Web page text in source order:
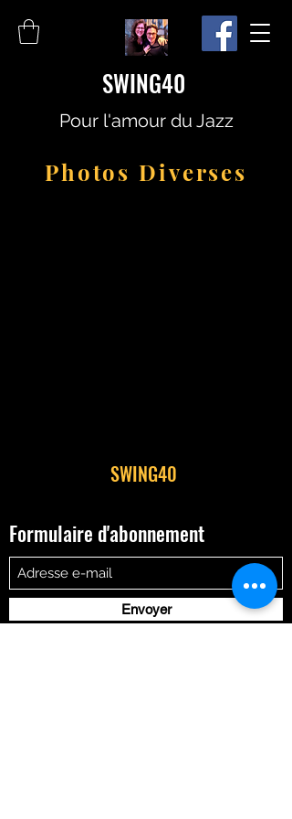
SWING40
Pour l'amour du Jazz
Photos Diverses
SWING40
Formulaire d'abonnement
Envoyer